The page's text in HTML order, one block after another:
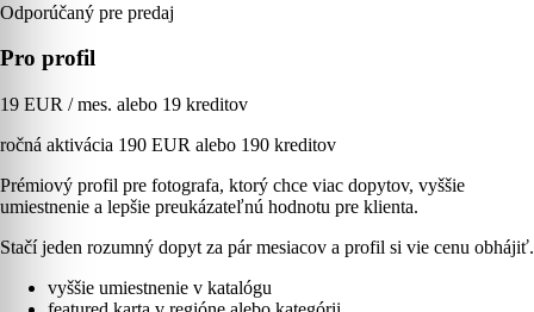
Odporúčaný pre predaj
Pro profil
19 EUR / mes. alebo 19 kreditov
ročná aktivácia 190 EUR alebo 190 kreditov
Prémiový profil pre fotografa, ktorý chce viac dopytov, vyššie
umiestnenie a lepšie preukázateľnú hodnotu pre klienta.
Stačí jeden rozumný dopyt za pár mesiacov a profil si vie cenu obhájiť.
vyššie umiestnenie v katalógu